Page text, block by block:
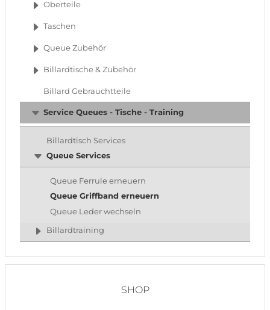
Oberteile
Taschen
Queue Zubehör
Billardtische & Zubehör
Billard Gebrauchtteile
Service Queues - Tische - Training
Billardtisch Services
Queue Services
Queue Ferrule erneuern
Queue Griffband erneuern
Queue Leder wechseln
Billardtraining
SHOP